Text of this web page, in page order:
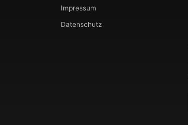
Impressum
Datenschutz